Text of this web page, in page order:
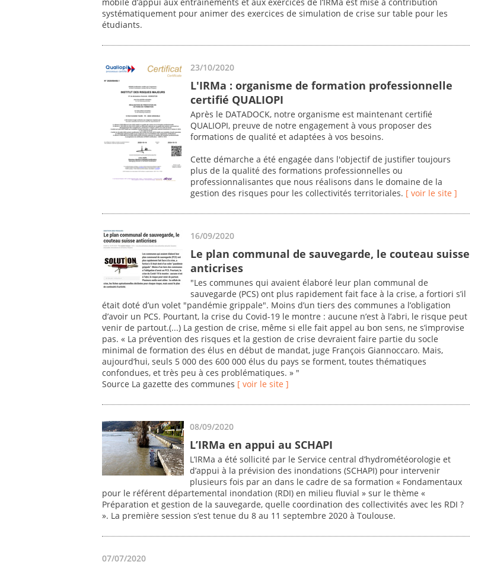
systématiquement pour animer des exercices de simulation de crise sur table pour les
étudiants.
23/10/2020
L'IRMa : organisme de formation professionnelle
certifié QUALIOPI
Après le DATADOCK, notre organisme est maintenant certifié
QUALIOPI, preuve de notre engagement à vous proposer des
formations de qualité et adaptées à vos besoins.
Cette démarche a été engagée dans l'objectif de justifier toujours
plus de la qualité des formations professionnelles ou
professionnalisantes que nous réalisons dans le domaine de la
gestion des risques pour les collectivités territoriales. [ voir le site ]
16/09/2020
Le plan communal de sauvegarde, le couteau suisse
anticrises
"Les communes qui avaient élaboré leur plan communal de
sauvegarde (PCS) ont plus rapidement fait face à la crise, a fortiori s’il
était doté d’un volet "pandémie grippale". Moins d’un tiers des communes a l’obligation
d’avoir un PCS. Pourtant, la crise du Covid-19 le montre : aucune n’est à l’abri, le risque peut
venir de partout.(...) La gestion de crise, même si elle fait appel au bon sens, ne s’improvise
pas. « La prévention des risques et la gestion de crise devraient faire partie du socle
minimal de formation des élus en début de mandat, juge François Giannoccaro. Mais,
aujourd’hui, seuls 5 000 des 600 000 élus du pays se forment, toutes thématiques
confondues, et très peu à ces problématiques. » "
Source La gazette des communes [ voir le site ]
08/09/2020
L’IRMa en appui au SCHAPI
L’IRMa a été sollicité par le Service central d’hydrométéorologie et
d’appui à la prévision des inondations (SCHAPI) pour intervenir
plusieurs fois par an dans le cadre de sa formation « Fondamentaux
pour le référent départemental inondation (RDI) en milieu fluvial » sur le thème «
Préparation et gestion de la sauvegarde, quelle coordination des collectivités avec les RDI ?
». La première session s’est tenue du 8 au 11 septembre 2020 à Toulouse.
07/07/2020